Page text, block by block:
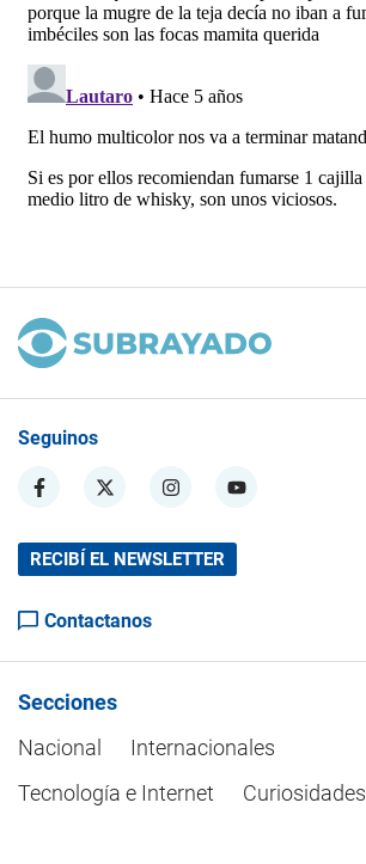
Seguinos
RECIBÍ EL NEWSLETTER
Contactanos
Secciones
Nacional
Internacionales
Tecnología e Internet
Curiosidades